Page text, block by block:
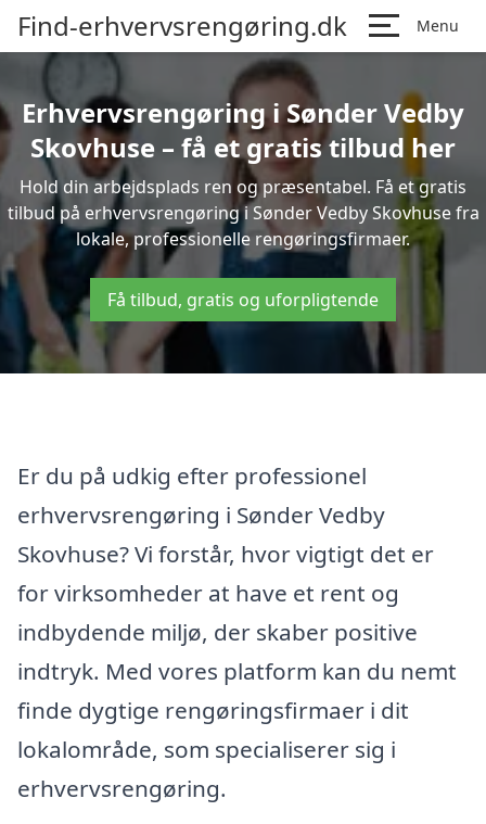
Find-erhvervsrengøring.dk Menu
Erhvervsrengøring i Sønder Vedby
Skovhuse – få et gratis tilbud her
Hold din arbejdsplads ren og præsentabel. Få et gratis
tilbud på erhvervsrengøring i Sønder Vedby Skovhuse fra
lokale, professionelle rengøringsfirmaer.
Få tilbud, gratis og uforpligtende
Er du på udkig efter professionel
erhvervsrengøring i Sønder Vedby
Skovhuse? Vi forstår, hvor vigtigt det er
for virksomheder at have et rent og
indbydende miljø, der skaber positive
indtryk. Med vores platform kan du nemt
finde dygtige rengøringsfirmaer i dit
lokalområde, som specialiserer sig i
erhvervsrengøring.